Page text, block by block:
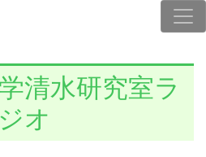
清水研究室ラ
ジオ